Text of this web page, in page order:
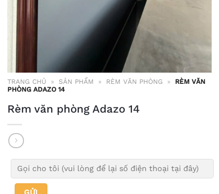
TRANG CHỦ » SẢN PHẨM » RÈM VĂN PHÒNG »
RÈM VĂN
PHÒNG ADAZO 14
Rèm văn phòng Adazo 14